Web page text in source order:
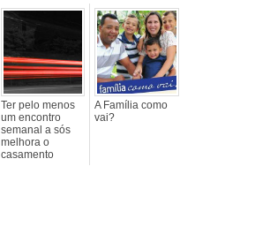
Ter pelo menos
um encontro
semanal a sós
melhora o
casamento
A Família como
vai?